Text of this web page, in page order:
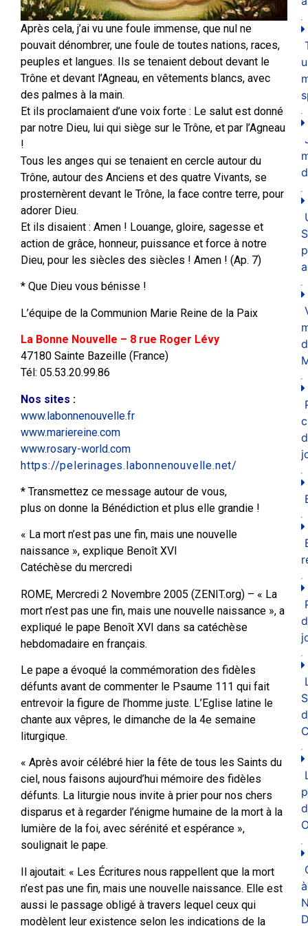
Après cela, j’ai vu une foule immense, que nul ne
pouvait dénombrer, une foule de toutes nations, races,
peuples et langues. Ils se tenaient debout devant le
Trône et devant l’Agneau, en vêtements blancs, avec
des palmes à la main.
Et ils proclamaient d’une voix forte : Le salut est donné
par notre Dieu, lui qui siège sur le Trône, et par l’Agneau
!
Tous les anges qui se tenaient en cercle autour du
Trône, autour des Anciens et des quatre Vivants, se
prosternèrent devant le Trône, la face contre terre, pour
adorer Dieu.
Et ils disaient : Amen ! Louange, gloire, sagesse et
action de grâce, honneur, puissance et force à notre
Dieu, pour les siècles des siècles ! Amen ! (Ap. 7)
* Que Dieu vous bénisse !
L’équipe de la Communion Marie Reine de la Paix
La Bonne Nouvelle – 8 rue Roger Lévy
47180 Sainte Bazeille (France)
Tél: 05.53.20.99.86
Nos sites :
www.labonnenouvelle.fr
www.mariereine.com
www.rosary-world.com
https://pelerinages.labonnenouvelle.net/
* Transmettez ce message autour de vous,
plus on donne la Bénédiction et plus elle grandie !
« La mort n’est pas une fin, mais une nouvelle
naissance », explique Benoît XVI
Catéchèse du mercredi
ROME, Mercredi 2 Novembre 2005 (ZENIT.org) – « La
mort n’est pas une fin, mais une nouvelle naissance », a
expliqué le pape Benoît XVI dans sa catéchèse
hebdomadaire en français.
Le pape a évoqué la commémoration des fidèles
défunts avant de commenter le Psaume 111 qui fait
entrevoir la figure de l’homme juste. L’Eglise latine le
chante aux vêpres, le dimanche de la 4e semaine
liturgique.
« Après avoir célébré hier la fête de tous les Saints du
ciel, nous faisons aujourd’hui mémoire des fidèles
défunts. La liturgie nous invite à prier pour nos chers
disparus et à regarder l’énigme humaine de la mort à la
lumière de la foi, avec sérénité et espérance »,
soulignait le pape.
Il ajoutait: « Les Écritures nous rappellent que la mort
n’est pas une fin, mais une nouvelle naissance. Elle est
aussi le passage obligé à travers lequel ceux qui
modèlent leur existence selon les indications de la
à